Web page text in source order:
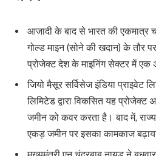
आजादी के बाद से भारत की एकमात्र
गोल्ड माइन (सोने की खदान) के तौर पर
प्रोजेक्ट देश के माइनिंग सेक्टर में एक
जियो मैसूर सर्विसेज इंडिया प्राइवेट
लिमिटेड द्वारा विकसित यह
जमीन को कवर करता है। बाद में,
एकड़ जमीन पर इसका कामकाज